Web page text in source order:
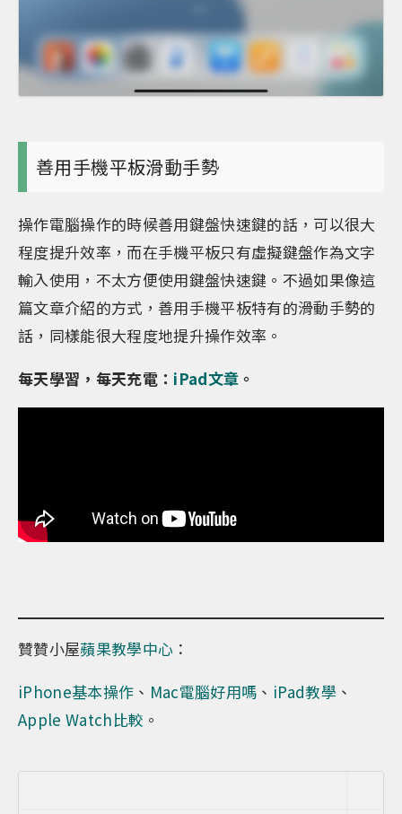
善用手機平板滑動手勢
操作電腦操作的時候善用鍵盤快速鍵的話，可以很大
程度提升效率，而在手機平板只有虛擬鍵盤作為文字
輸入使用，不太方便使用鍵盤快速鍵。不過如果像這
篇文章介紹的方式，善用手機平板特有的滑動手勢的
話，同樣能很大程度地提升操作效率。
每天學習，每天充電： iPad文章 。
贊贊小屋蘋果教學中心 ：
iPhone基本操作 、 Mac電腦好用嗎 、 iPad教學 、
Apple Watch比較 。